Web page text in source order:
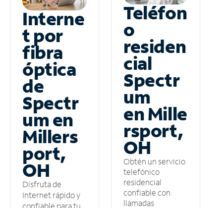
Interne
t por
fibra
óptica
de
Spectr
um en
Millers
port,
OH
Disfruta de
Internet rápido y
Teléfon
o
residen
cial
Spectr
um
en Mille
rsport,
OH
Obtén un servicio
telefónico
residencial
confiable con
llamadas